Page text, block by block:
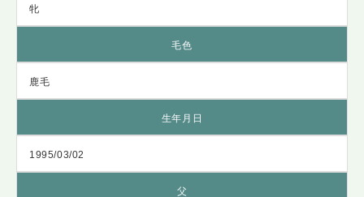
牝
毛色
鹿毛
生年月日
1995/03/02
父